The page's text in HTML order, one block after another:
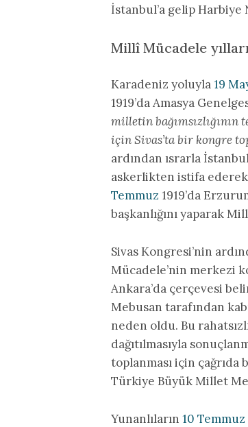
İstanbul’a gelip Harbiye
Millî Mücadele yılları
Karadeniz yoluyla19
1919’da Amasya
milletin
için Sivas’ta bir kongre
ardından ısrarla
askerlikten istifa
Temmuz 1919’da
başkanlığını yaparak
Sivas Kongresi’nin
Mücadele’nin merkezi
Ankara’da çerçevesi
Mebusan tarafından
neden oldu. Bu
dağıtılmasıyla
toplanması için çağrıda
Türkiye Büyük Millet
Yunanlıların 10 Temmuz